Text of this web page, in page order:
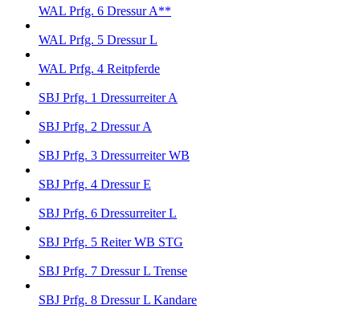
WAL Prfg. 6 Dressur A**
WAL Prfg. 5 Dressur L
WAL Prfg. 4 Reitpferde
SBJ Prfg. 1 Dressurreiter A
SBJ Prfg. 2 Dressur A
SBJ Prfg. 3 Dressurreiter WB
SBJ Prfg. 4 Dressur E
SBJ Prfg. 6 Dressurreiter L
SBJ Prfg. 5 Reiter WB STG
SBJ Prfg. 7 Dressur L Trense
SBJ Prfg. 8 Dressur L Kandare